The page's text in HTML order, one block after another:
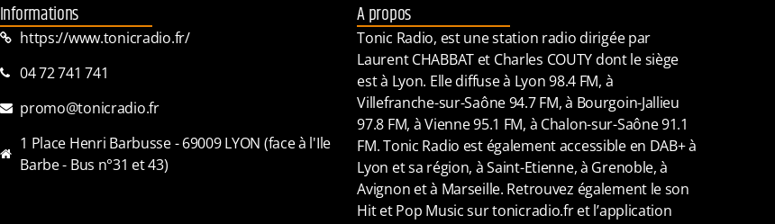
Informations
https://www.tonicradio.fr/
04 72 741 741
promo@tonicradio.fr
1 Place Henri Barbusse - 69009 LYON (face à l'Ile
Barbe - Bus n°31 et 43)
A propos
Tonic Radio, est une station radio dirigée par
Laurent CHABBAT et Charles COUTY dont le siège
est à Lyon. Elle diffuse à Lyon 98.4 FM, à
Villefranche-sur-Saône 94.7 FM, à Bourgoin-Jallieu
97.8 FM, à Vienne 95.1 FM, à Chalon-sur-Saône 91.1
FM. Tonic Radio est également accessible en DAB+ à
Lyon et sa région, à Saint-Etienne, à Grenoble, à
Avignon et à Marseille. Retrouvez également le son
Hit et Pop Music sur tonicradio.fr et l’application